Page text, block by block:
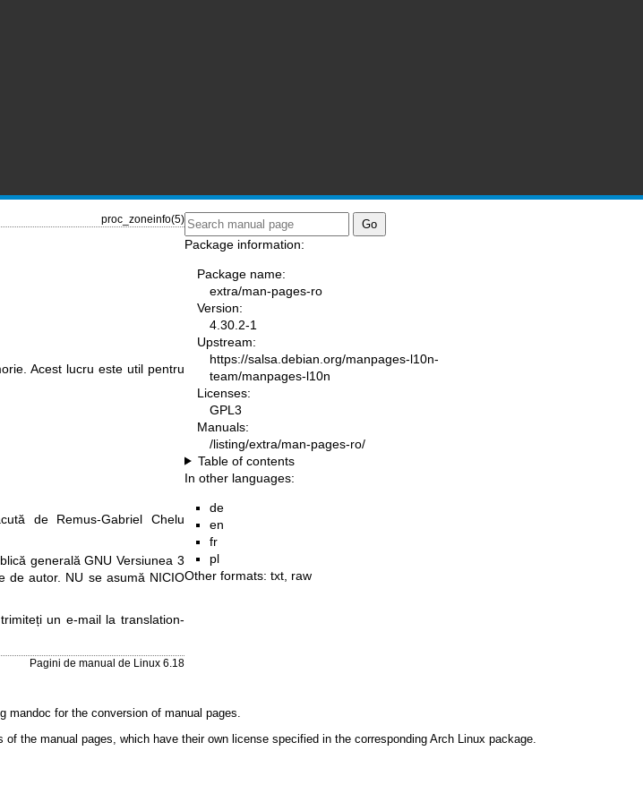
proc_zoneinfo(5)
Acest lucru este util pentru
de Remus-Gabriel Chelu
generală GNU Versiunea 3
de autor. NU se asumă NICIO
un e-mail la translation-
Pagini de manual de Linux 6.18
Package information:
Package name:
extra/man-pages-ro
Version:
4.30.2-1
Upstream:
https://salsa.debian.org/manpages-l10n-
team/manpages-l10n
Licenses:
GPL3
Manuals:
/listing/extra/man-pages-ro/
Table of contents
In other languages:
de
en
fr
pl
Other formats: txt raw
mandoc for the conversion of manual pages.
the manual pages, which have their own license specified in the corresponding Arch Linux package.